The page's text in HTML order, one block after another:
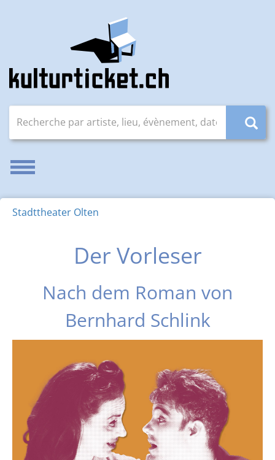
Recherche par artiste, lieu, évènement, date
Activer/désactiver la navigation
Stadttheater Olten
Der Vorleser
Nach dem Roman von
Bernhard Schlink